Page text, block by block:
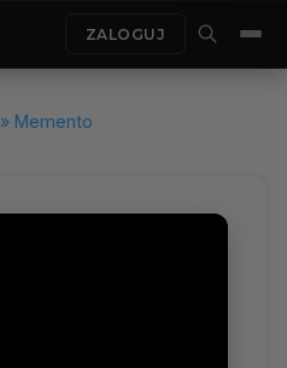
ZALOGUJ
» Memento